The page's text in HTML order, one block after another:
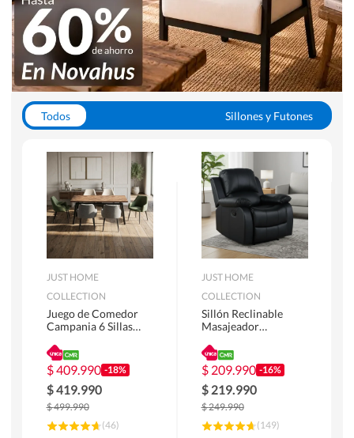
Todos
Sillones y Futones
Escritorios y Sillas PC
Racks y Muebles TV
Alfombras
JUST HOME
COLLECTION
Juego de Comedor
Campania 6 Sillas
180 x 90 x 76 cm
Café
$409.990 -18%
$419.990
$499.990
(46)
JUST HOME
COLLECTION
Sillón Reclinable
Masajeador
Atlanta 91x101x94
cm Negro
$ 209.990 -16%
$ 219.990
$249.990
(149)